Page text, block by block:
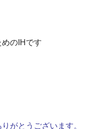
のIHです
がとうございます。